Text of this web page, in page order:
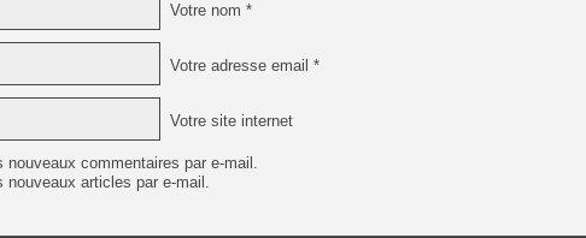
Votre nom *
Votre adresse email *
Votre site internet
nouveaux commentaires par e-mail.
nouveaux articles par e-mail.